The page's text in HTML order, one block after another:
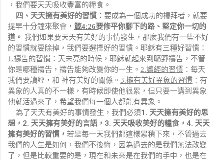
，我們要天天吸收豐富的糧食。
四、天天擁有美好的習慣： 要成為一個成功的禮拜者，就要
提早十分鐘來聚會， 箴4:26要修平你腳下的路、堅定你一切的
道。 我們如果要天天有美好的事情發生，那麼我們有一些不好
的習慣就要除掉，我們要選擇好的習慣。耶穌有三種好習慣：
1.禱告的習慣 ：天未亮的時候，耶穌就起來到曠野禱告，不管
你是哪種禱告，禱告能夠改變你的一生。 2.讀經的習慣 ：每天
我們要讀經，和 神有美好的關係。 3.擁有美好異象的習慣 ：有
異象的人真的不一樣，有時候即使他很累，但只要一講到異象
他就活過來了，希望我們每一個人都能有異象。
為了天天有美好的事情發生，我們必須1. 天天擁有美好的思
想， 2. 天天擁有美好的言語， 3. 天天吸收美好的糧食， 4. 天天
擁有美好的習慣， 若是每一天我們都這樣累積下來，不管過去
我們的人生是如何，我們不後悔，因為過去的是我們無法改變
了，但是比較重要的是，現在和未來是在我們的手中，也是在